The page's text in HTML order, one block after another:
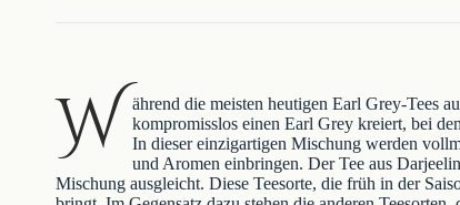
W
ährend die meisten heutigen Earl Grey-Tees
kompromisslos einen Earl Grey kreiert, bei
In dieser einzigartigen Mischung werden
und Aromen einbringen. Der Tee aus
Mischung ausgleicht. Diese Teesorte, die früh in der